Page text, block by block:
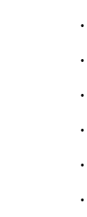
•
•
•
•
•
•